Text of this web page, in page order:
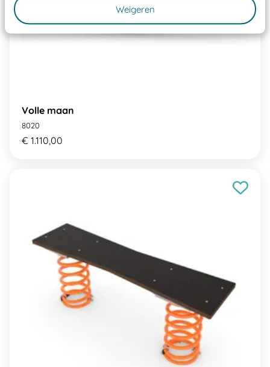
Weigeren
Volle maan
8020
€ 1.110,00